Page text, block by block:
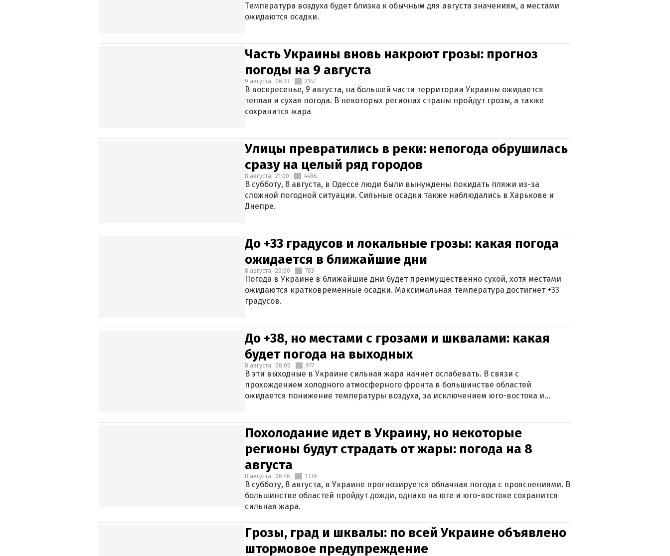
Температура воздуха будет близка к обычным для августа значениям, а местами
ожидаются осадки.
Часть Украины вновь накроют грозы: прогноз
погоды на 9 августа
9 августа, 06:33 2147
В воскресенье, 9 августа, на большей части территории Украины ожидается
теплая и сухая погода. В некоторых регионах страны пройдут грозы, а также
сохранится жара
Улицы превратились в реки: непогода обрушилась
сразу на целый ряд городов
8 августа, 21:00 4486
В субботу, 8 августа, в Одессе люди были вынуждены покидать пляжи из-за
сложной погодной ситуации. Сильные осадки также наблюдались в Харькове и
Днепре.
До +33 градусов и локальные грозы: какая погода
ожидается в ближайшие дни
8 августа, 20:00 783
Погода в Украине в ближайшие дни будет преимущественно сухой, хотя местами
ожидаются кратковременные осадки. Максимальная температура достигнет +33
градусов.
До +38, но местами с грозами и шквалами: какая
будет погода на выходных
8 августа, 08:00 977
В эти выходные в Украине сильная жара начнет ослабевать. В связи с
прохождением холодного атмосферного фронта в большинстве областей
ожидается понижение температуры воздуха, за исключением юго-востока и
Похолодание идет в Украину, но некоторые
регионы будут страдать от жары: погода на 8
августа
8 августа, 06:46 1339
В субботу, 8 августа, в Украине прогнозируется облачная погода с прояснениями. В
большинстве областей пройдут дожди, однако на юге и юго-востоке сохранится
сильная жара.
Грозы, град и шквалы: по всей Украине объявлено
штормовое предупреждение